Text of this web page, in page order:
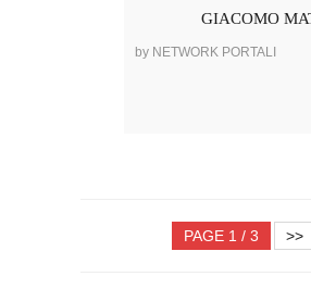
GIACOMO
by NETWORK PORTALI
PAGE 1 / 3 >>